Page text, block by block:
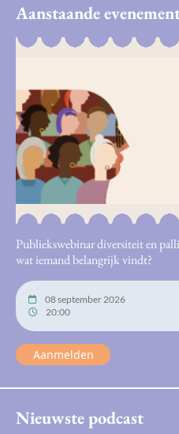
Aanstaande
Publiekswebinar diversiteit en
wat iemand belangrijk vindt?
08 september 2026
20:00
Aanmelden
Nieuwste podcast